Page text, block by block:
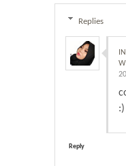
Replies
:)
Reply